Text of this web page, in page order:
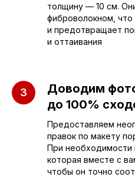
толщину — 10 см.
фиброволокном,
и предотвращает
и оттаивания
Доводим
до 100%
Предоставляем
правок по макету
При необходимости
которая вместе с
чтобы он точно
sleza-v-
+7 (962) 629-39-39
Отдел продаж
Руководитель мастерской